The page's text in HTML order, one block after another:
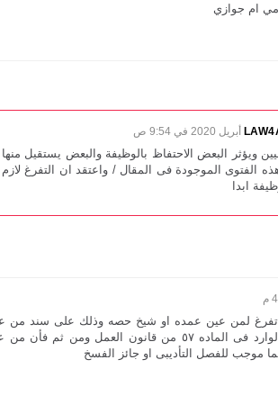
ام جوازي
ويؤثر البعض الاحتفاظ بالوظيفة والبعض يستقيل
الفتوى الموجودة فى المقال / واعتقد ان التفرغ لازم
ابدا
تفرغ لمن عين عمده او شيخ حصه وذلك على سند من
الالزام بمنح التفرغ وعلى الحظر الوارد فى الماده ٥٧ من
موجب للفصل التأديبى او جائز الفسخ